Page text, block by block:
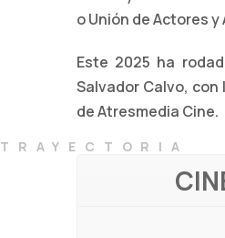
o Unión de Actores y
Este 2025 ha
Salvador Calvo, con
de Atresmedia Cine.
TRAYECTORIA